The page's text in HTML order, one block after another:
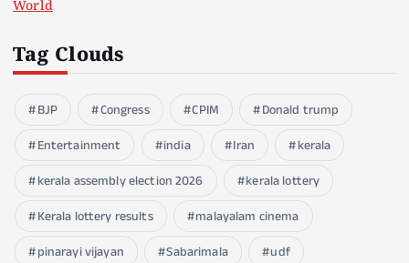
World
Tag Clouds
BJP Congress CPIM
Donald trump
Entertainment
india Iran
kerala
kerala assembly election 2026
kerala lottery
Kerala lottery results
malayalam cinema
pinarayi vijayan
Sabarimala udf